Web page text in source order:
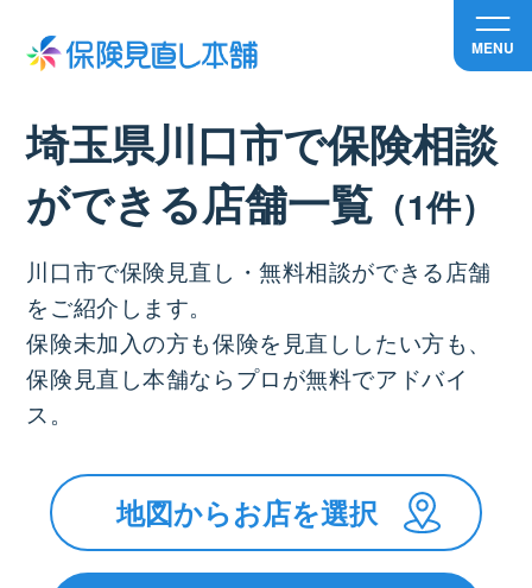
MENU
埼玉県川口市で保険相談
ができる店舗⼀覧 （1件）
川口市で保険見直し・無料相談ができる店舗
をご紹介します。
保険未加入の方も保険を見直ししたい方も、
保険見直し本舗ならプロが無料でアドバイ
ス。
地図からお店を選択